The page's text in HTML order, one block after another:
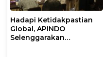
Hadapi Ketidakpastian
Global, APINDO
Selenggarakan